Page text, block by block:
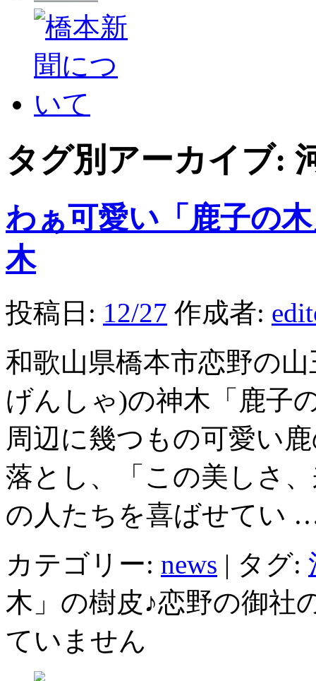
タグ別アーカイブ:
わぁ可愛い「鹿子の
木
投稿日: 12/27 作成者:
和歌山県橋本市恋野の
げんしゃ)の神木「鹿子
周辺に幾つもの可愛い
落とし、「この美しさ
の人たちを喜ばせてい
カテゴリー: news | タグ:
木」の樹皮♪恋野の御社
ていません